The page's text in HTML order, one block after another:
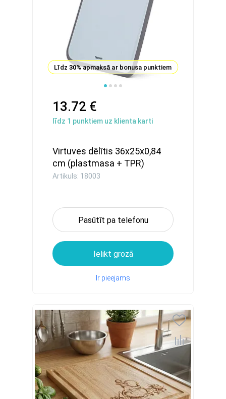
Līdz 30%apmaksā ar bonusa punktiem
13.72 €
līdz 1 punktiem uz klienta karti
Virtuves dēlītis 36x25x0,84
cm (plastmasa + TPR)
Artikuls: 18003
Pasūtīt pa telefonu
Ielikt grozā
Ir pieejams